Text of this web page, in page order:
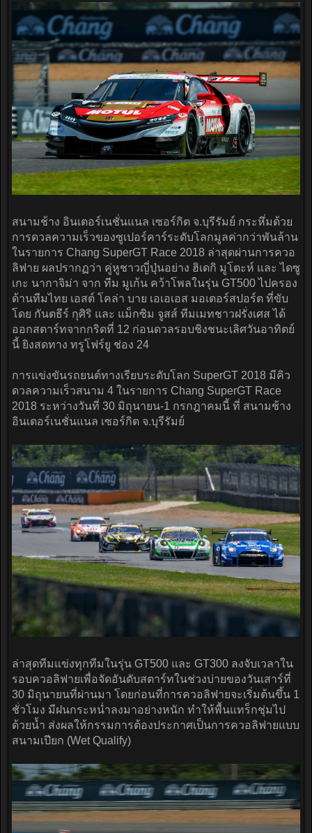
สนามช้าง อินเตอร์เนชั่นแนล เซอร์กิต จ.บุรีรัมย์ กระหึ่มด้วย
การดวลความเร็วของซูเปอร์คาร์ระดับโลกมูลค่ากว่าพันล้าน
ในรายการ Chang SuperGT Race 2018 ล่าสุดผ่านการควอ
ลิฟาย ผลปรากฏว่า คู่หูชาวญี่ปุ่นอย่าง ฮิเดกิ มูโตะห์ และ ไดซู
เกะ นากาจิม่า จาก ทีม มูเก้น คว้าโพลในรุ่น GT500 ไปครอง
ด้านทีมไทย เอสต์ โคล่า บาย เอเอเอส มอเตอร์สปอร์ต ที่ขับ
โดย กันตธีร์ กุศิริ และ แม็กซิม จูสส์ ทีมเมทชาวฝรั่งเศส ได้
ออกสตาร์ทจากกริดที่ 12 ก่อนดวลรอบชิงชนะเลิศวันอาทิตย์
นี้ ยิงสดทาง ทรูโฟร์ยู ช่อง 24
การแข่งขันรถยนต์ทางเรียบระดับโลก SuperGT 2018 มีคิว
ดวลความเร็วสนาม 4 ในรายการ Chang SuperGT Race
2018 ระหว่างวันที่ 30 มิถุนายน-1 กรกฎาคมนี้ ที่ สนามช้าง
อินเตอร์เนชั่นแนล เซอร์กิต จ.บุรีรัมย์
ล่าสุดทีมแข่งทุกทีมในรุ่น GT500 และ GT300 ลงจับเวลาใน
รอบควอลิฟายเพื่อจัดอันดับสตาร์ทในช่วงบ่ายของวันเสาร์ที่
30 มิถุนายนที่ผ่านมา โดยก่อนที่การควอลิฟายจะเริ่มต้นขึ้น 1
ชั่วโมง มีฝนกระหน่ำลงมาอย่างหนัก ทำให้พื้นแทร็กชุ่มไป
ด้วยน้ำ ส่งผลให้กรรมการต้องประกาศเป็นการควอลิฟายแบบ
สนามเปียก (Wet Qualify)